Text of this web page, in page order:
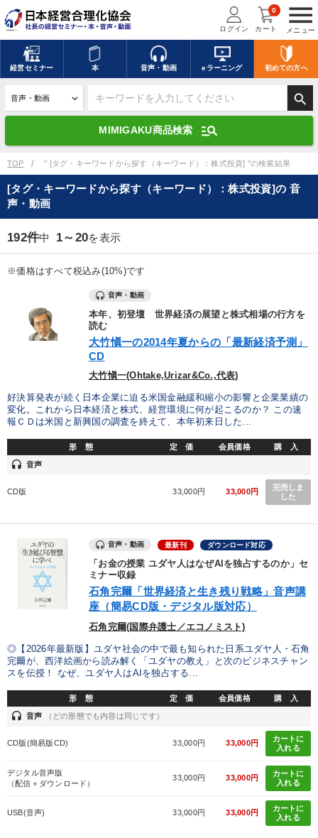
menu
メニュー
ログイン カート
0
経営セミナー 本 音声・動画 eラーニング 初めての方へ
search
MIMIGAKU商品検索 manage_search
キーワードを入力して探す
デジタル版対応のみ検索結果に表示する
search 上記の条件で検索
mic 講演収録物を探す
全国経営者セミナー講演収録物（全1315タイトル）からお探しいただけ
ます
優秀各社の智恵と戦略
若手異才経営者の発想
テーマ
数字・税務・決算書
全国経営者セミナー収録〈売れ筋・人気ランキング〉＆新刊・好
「利上げ時代の最新・銀行対策」＋「不動産市況予測」＋「市場
予測と株式投資」最新刊
2026年夏季全国経営者セミナー収録講演ＣＤ・講演ＤＶＤ・デジ
タル版（音声／動画ストリーミング・ダウンロード）
製造業 卸売・小売・飲食業 建設・不動産業
IT・サービス・金融業 コンサルタント 専門家
キーワード
採用 FCビジネス 不動産 感動講話
会長
TOP " [タグ・キーワードから探す（キーワード）：株式投資] "の検索結果
[タグ・キーワードから探す（キーワード）：株式投資]の 音
声・動画
192件中 1～20を表示
※価格はすべて税込み(10%)です
音声・動画
本年、初登壇 世界経済の展望と株式相場の行方を
読む
大竹愼一の2014年夏からの「最新経済予測」
CD
大竹愼一(Ohtake,Urizar&Co.,代表)
好決算発表が続く日本企業に迫る米国金融緩和縮小の影響と企業業績の
変化。これから日本経済と株式、経営環境に何が起こるのか？ この速
報ＣＤは米国と新興国の調査を終えて、本年初来日した...
形 態 定 価 会員価格 購 入
headset 音声
CD版 33,000円 33,000円
完売しま
した
音声・動画 最新刊 ダウンロード対応
「お金の授業 ユダヤ人はなぜAIを独占するのか」セ
ミナー収録
石角完爾「世界経済と生き残り戦略」音声講
座（簡易CD版・デジタル版対応）
石角完爾(国際弁護士／エコノミスト)
◎【2026年最新版】ユダヤ社会の中で最も知られた日系ユダヤ人・石角
完爾が、西洋絵画から読み解く「ユダヤの教え」と次のビジネスチャン
スを伝授！ なぜ、ユダヤ人はAIを独占する...
形 態 定 価 会員価格 購 入
headset 音声 （どの形態でも内容は同じです）
CD版(簡易版CD) 33,000円 33,000円
カートに
入れる
デジタル音声版
（配信＋ダウンロード）
33,000円 33,000円
カートに
入れる
USB(音声) 33,000円 33,000円
カートに
入れる